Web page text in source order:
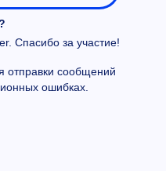
Спасибо за участие!
отправки сообщений
ошибках.